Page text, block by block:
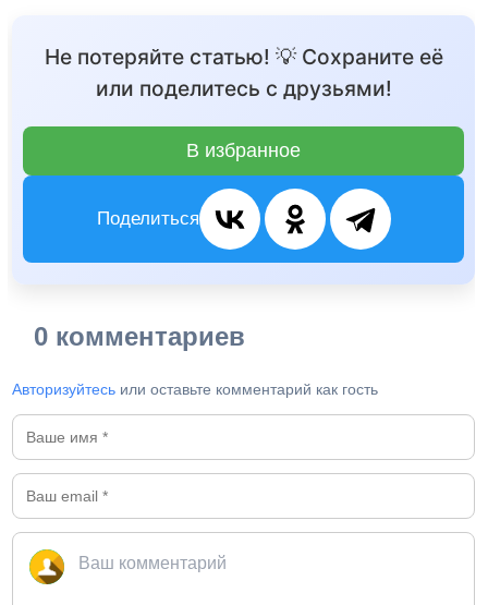
Не потеряйте статью! 💡 Сохраните её
или поделитесь с друзьями!
В избранное
Поделиться
0 комментариев
Авторизуйтесь или оставьте комментарий как гость